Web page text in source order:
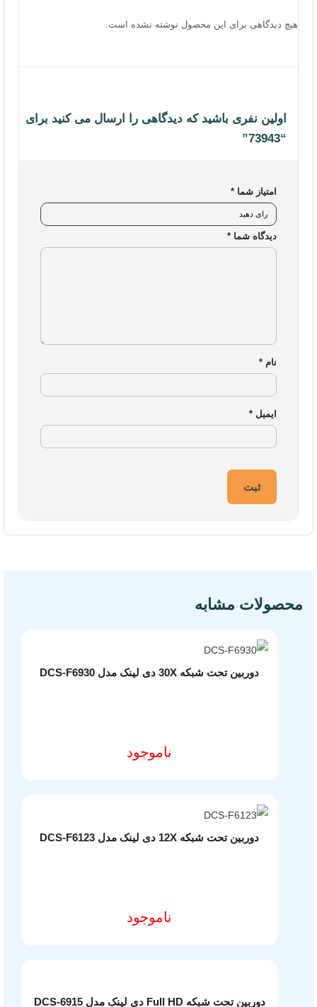
هیچ دیدگاهی برای این محصول نوشته نشده است.
اولین نفری باشید که دیدگاهی را ارسال می کنید برای
“73943”
امتیاز شما *
دیدگاه شما *
نام *
ایمیل *
محصولات مشابه
دوربین تحت شبکه 30X دی لینک مدل DCS-F6930
ناموجود
دوربین تحت شبکه 12X دی لینک مدل DCS-F6123
ناموجود
دوربین تحت شبکه Full HD دی لینک مدل DCS-6915